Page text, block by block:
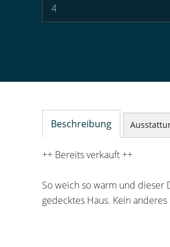
4
Beschreibung
++ Bereits verkauft ++
So weich so warm und dieser
gedecktes Haus. Kein